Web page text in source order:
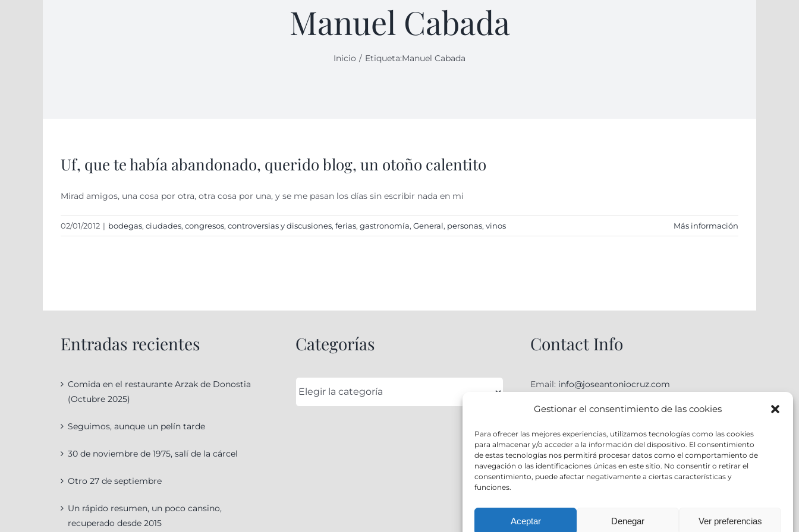
Gestionar el consentimiento de las cookies
Para ofrecer las mejores experiencias, utilizamos tecnologías como las cookies
para almacenar y/o acceder a la información del dispositivo. El consentimiento
de estas tecnologías nos permitirá procesar datos como el comportamiento de
navegación o las identificaciones únicas en este sitio. No consentir o retirar el
consentimiento, puede afectar negativamente a ciertas características y
funciones.
Aceptar Denegar Ver preferencias
Manuel Cabada
Inicio Etiqueta:Manuel Cabada
Uf, que te había abandonado, querido blog, un otoño calentito
Mirad amigos, una cosa por otra, otra cosa por una, y se me pasan los días sin escribir nada en mi
02/01/2012 | bodegas, ciudades, congresos, controversias y discusiones, ferias, gastronomí­a, General, personas, vinos Más información
Entradas recientes
Comida en el restaurante Arzak de Donostia
(Octubre 2025)
Seguimos, aunque un pelín tarde
30 de noviembre de 1975, salí de la cárcel
Otro 27 de septiembre
Un rápido resumen, un poco cansino,
recuperado desde 2015
Categorías Contact Info
Email: info@joseantoniocruz.com
web y posicionamiento pamplona: EOSERON.es